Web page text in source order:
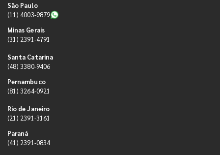
São Paulo
(11) 4003-9879
Minas Gerais
(31) 2391-4791
Santa Catarina
(48) 3380-9406
Pernambuco
(81) 3264-0921
Rio de Janeiro
(21) 2391-3161
Paraná
(41) 2391-0834